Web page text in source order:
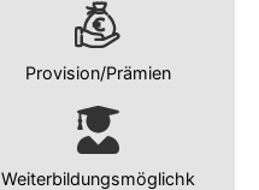
Provision/Prämien
Weiterbildungsmöglichk